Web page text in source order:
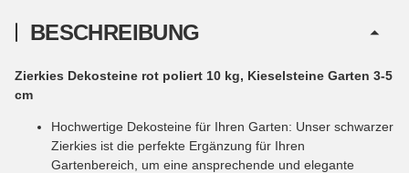
BESCHREIBUNG
Zierkies Dekosteine rot poliert 10 kg, Kieselsteine Garten 3-5
cm
Hochwertige Dekosteine für Ihren Garten: Unser schwarzer
Zierkies ist die perfekte Ergänzung für Ihren
Gartenbereich, um eine ansprechende und elegante